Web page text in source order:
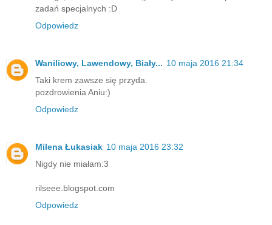
zadań specjalnych :D
Odpowiedz
Waniliowy, Lawendowy, Biały... 10 maja 2016 21:34
Taki krem zawsze się przyda.
pozdrowienia Aniu:)
Odpowiedz
Milena Łukasiak 10 maja 2016 23:32
Nigdy nie miałam:3
rilseee.blogspot.com
Odpowiedz